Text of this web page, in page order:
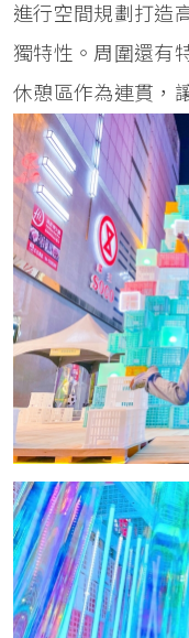
進行空間規劃打造
獨特性。周圍還有
休憩區作為連貫，